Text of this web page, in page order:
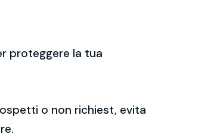
proteggere la tua
o non richiest, evita